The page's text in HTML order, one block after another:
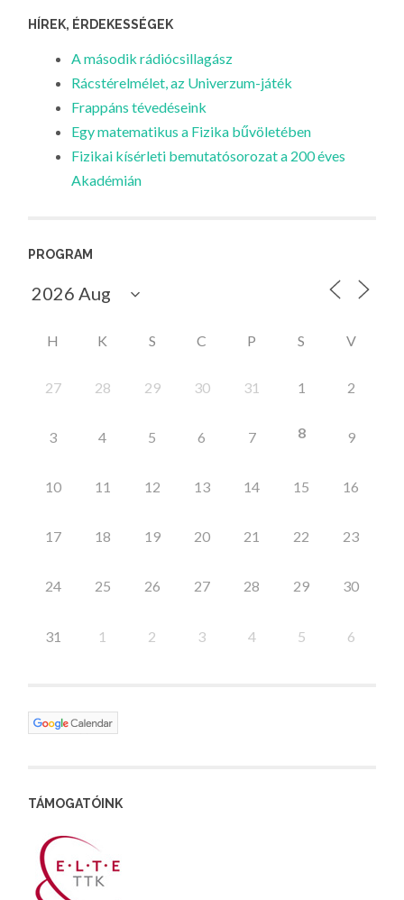
HÍREK, ÉRDEKESSÉGEK
A második rádiócsillagász
Rácstérelmélet, az Univerzum-játék
Frappáns tévedéseink
Egy matematikus a Fizika bűvöletében
Fizikai kísérleti bemutatósorozat a 200 éves
Akadémián
PROGRAM
H K S C P S V
27 28 29 30 31 1 2
3 4 5 6 7 8 9
10 11 12 13 14 15 16
17 18 19 20 21 22 23
24 25 26 27 28 29 30
31 1 2 3 4 5 6
TÁMOGATÓINK